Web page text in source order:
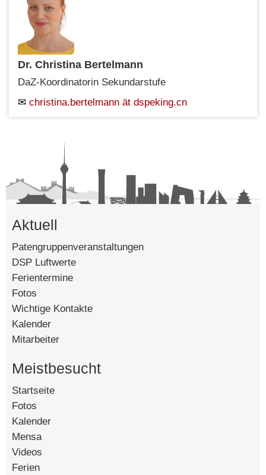
Dr. Christina Bertelmann
DaZ-Koordinatorin Sekundarstufe
christina.bertelmann ät dspeking.cn
Aktuell
Patengruppenveranstaltungen
DSP Luftwerte
Ferientermine
Fotos
Wichtige Kontakte
Kalender
Mitarbeiter
Meistbesucht
Startseite
Fotos
Kalender
Mensa
Videos
Ferien